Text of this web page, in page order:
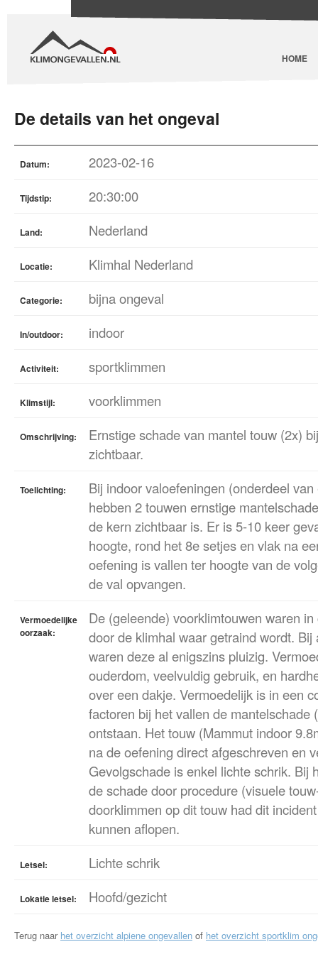
HOME
De details van het ongeval
Datum: 2023-02-16
Tijdstip: 20:30:00
Land: Nederland
Locatie: Klimhal Nederland
Categorie: bijna ongeval
In/outdoor: indoor
Activiteit: sportklimmen
Klimstijl: voorklimmen
Omschrijving:
Ernstige schade van mantel touw (2x)
zichtbaar.
Toelichting:
Bij indoor valoefeningen (onderdeel
hebben 2 touwen ernstige
de kern zichtbaar is. Er is 5-10 keer
hoogte, rond het 8e setjes en vlak na
oefening is vallen ter hoogte van de
de val opvangen.
Vermoedelijke
oorzaak:
De (geleende) voorklimtouwen waren
door de klimhal waar getraind wordt. Bij
waren deze al enigszins pluizig.
ouderdom, veelvuldig gebruik, en
over een dakje. Vermoedelijk is in een
factoren bij het vallen de mantelschade
ontstaan. Het touw (Mammut indoor
na de oefening direct afgeschreven en
Gevolgschade is enkel lichte schrik. Bij
de schade door procedure (visuele
doorklimmen op dit touw had dit
kunnen aflopen.
Letsel: Lichte schrik
Lokatie letsel: Hoofd/gezicht
Terug naar het overzicht alpiene ongevallen of het overzicht sportklim